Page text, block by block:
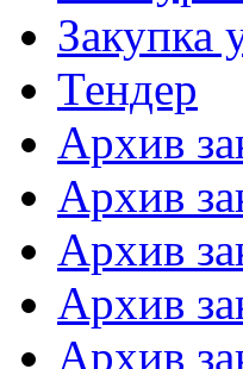
Закупка
Тендер
Архив
Архив
Архив
Архив
Архив